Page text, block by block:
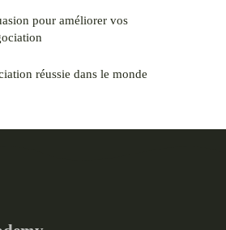
pour améliorer vos
réussie dans le monde